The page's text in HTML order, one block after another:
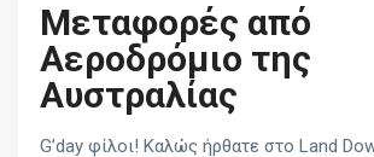
Μεταφορές από
Αεροδρόμιο της
Αυστραλίας
G’day φίλοι! Καλώς ήρθατε στο Land